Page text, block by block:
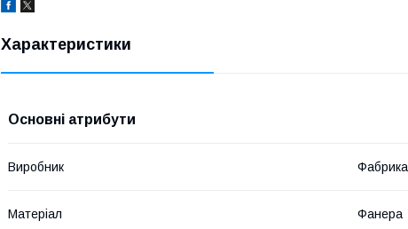
Характеристики
Основні атрибути
Виробник
Матеріал Фанера